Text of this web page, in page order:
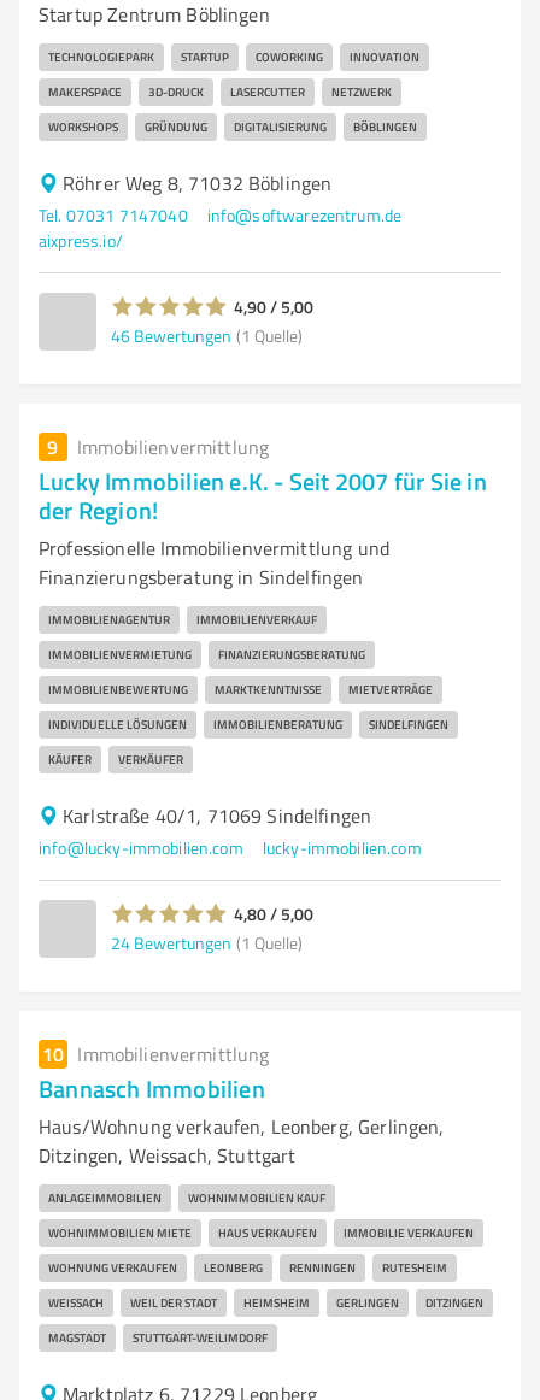
Startup Zentrum Böblingen
TECHNOLOGIEPARK STARTUP COWORKING INNOVATION
MAKERSPACE 3D-DRUCK LASERCUTTER NETZWERK
WORKSHOPS GRÜNDUNG DIGITALISIERUNG BÖBLINGEN
Röhrer Weg 8, 71032 Böblingen
Tel. 07031 7147040
info@softwarezentrum.de
aixpress.io/
4,90 / 5,00
46 Bewertungen (1 Quelle)
9 Immobilienvermittlung
Lucky Immobilien e.K. - Seit 2007 für Sie in
der Region!
Professionelle Immobilienvermittlung und
Finanzierungsberatung in Sindelfingen
IMMOBILIENAGENTUR IMMOBILIENVERKAUF
IMMOBILIENVERMIETUNG FINANZIERUNGSBERATUNG
IMMOBILIENBEWERTUNG MARKTKENNTNISSE MIETVERTRÄGE
INDIVIDUELLE LÖSUNGEN IMMOBILIENBERATUNG SINDELFINGEN
KÄUFER VERKÄUFER
Karlstraße 40/1, 71069 Sindelfingen
info@lucky-immobilien.com lucky-immobilien.com
4,80 / 5,00
24 Bewertungen (1 Quelle)
10 Immobilienvermittlung
Bannasch Immobilien
Haus/Wohnung verkaufen, Leonberg, Gerlingen,
Ditzingen, Weissach, Stuttgart
ANLAGEIMMOBILIEN WOHNIMMOBILIEN KAUF
WOHNIMMOBILIEN MIETE HAUS VERKAUFEN IMMOBILIE VERKAUFEN
WOHNUNG VERKAUFEN LEONBERG RENNINGEN RUTESHEIM
WEISSACH WEIL DER STADT HEIMSHEIM GERLINGEN DITZINGEN
MAGSTADT STUTTGART-WEILIMDORF
Marktplatz 6, 71229 Leonberg